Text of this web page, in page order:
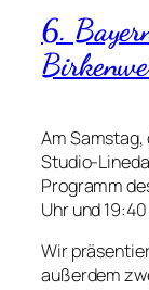
6.
Am Samstag,
Studio-
Programm
Uhr und
Wir
außerdem